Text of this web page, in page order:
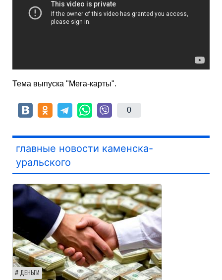
Тема выпуска "Мега-карты".
0
главные новости каменска-
уральского
ДЕНЬГИ